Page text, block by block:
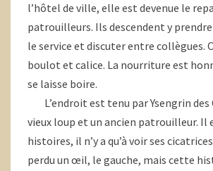
l’hôtel de ville, elle est devenue le
patrouilleurs. Ils descendent y
le service et discuter entre collègues.
boulot et calice. La nourriture est
se laisse boire.
L’endroit est tenu par Ysengrin des
vieux loup et un ancien patrouilleur. Il
histoires, il n’y a qu’à voir ses
perdu un œil, le gauche, mais cette